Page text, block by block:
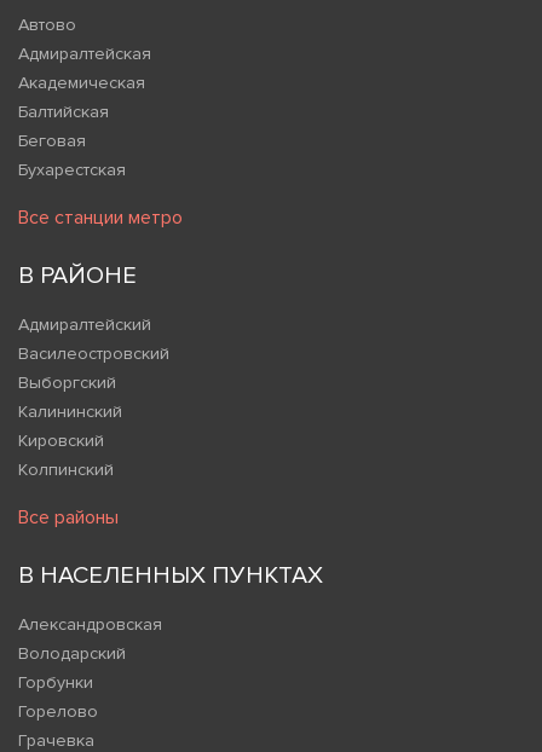
Автово
Адмиралтейская
Академическая
Балтийская
Беговая
Бухарестская
Все станции метро
В РАЙОНЕ
Адмиралтейский
Василеостровский
Выборгский
Калининский
Кировский
Колпинский
Все районы
В НАСЕЛЕННЫХ ПУНКТАХ
Александровская
Володарский
Горбунки
Горелово
Грачевка